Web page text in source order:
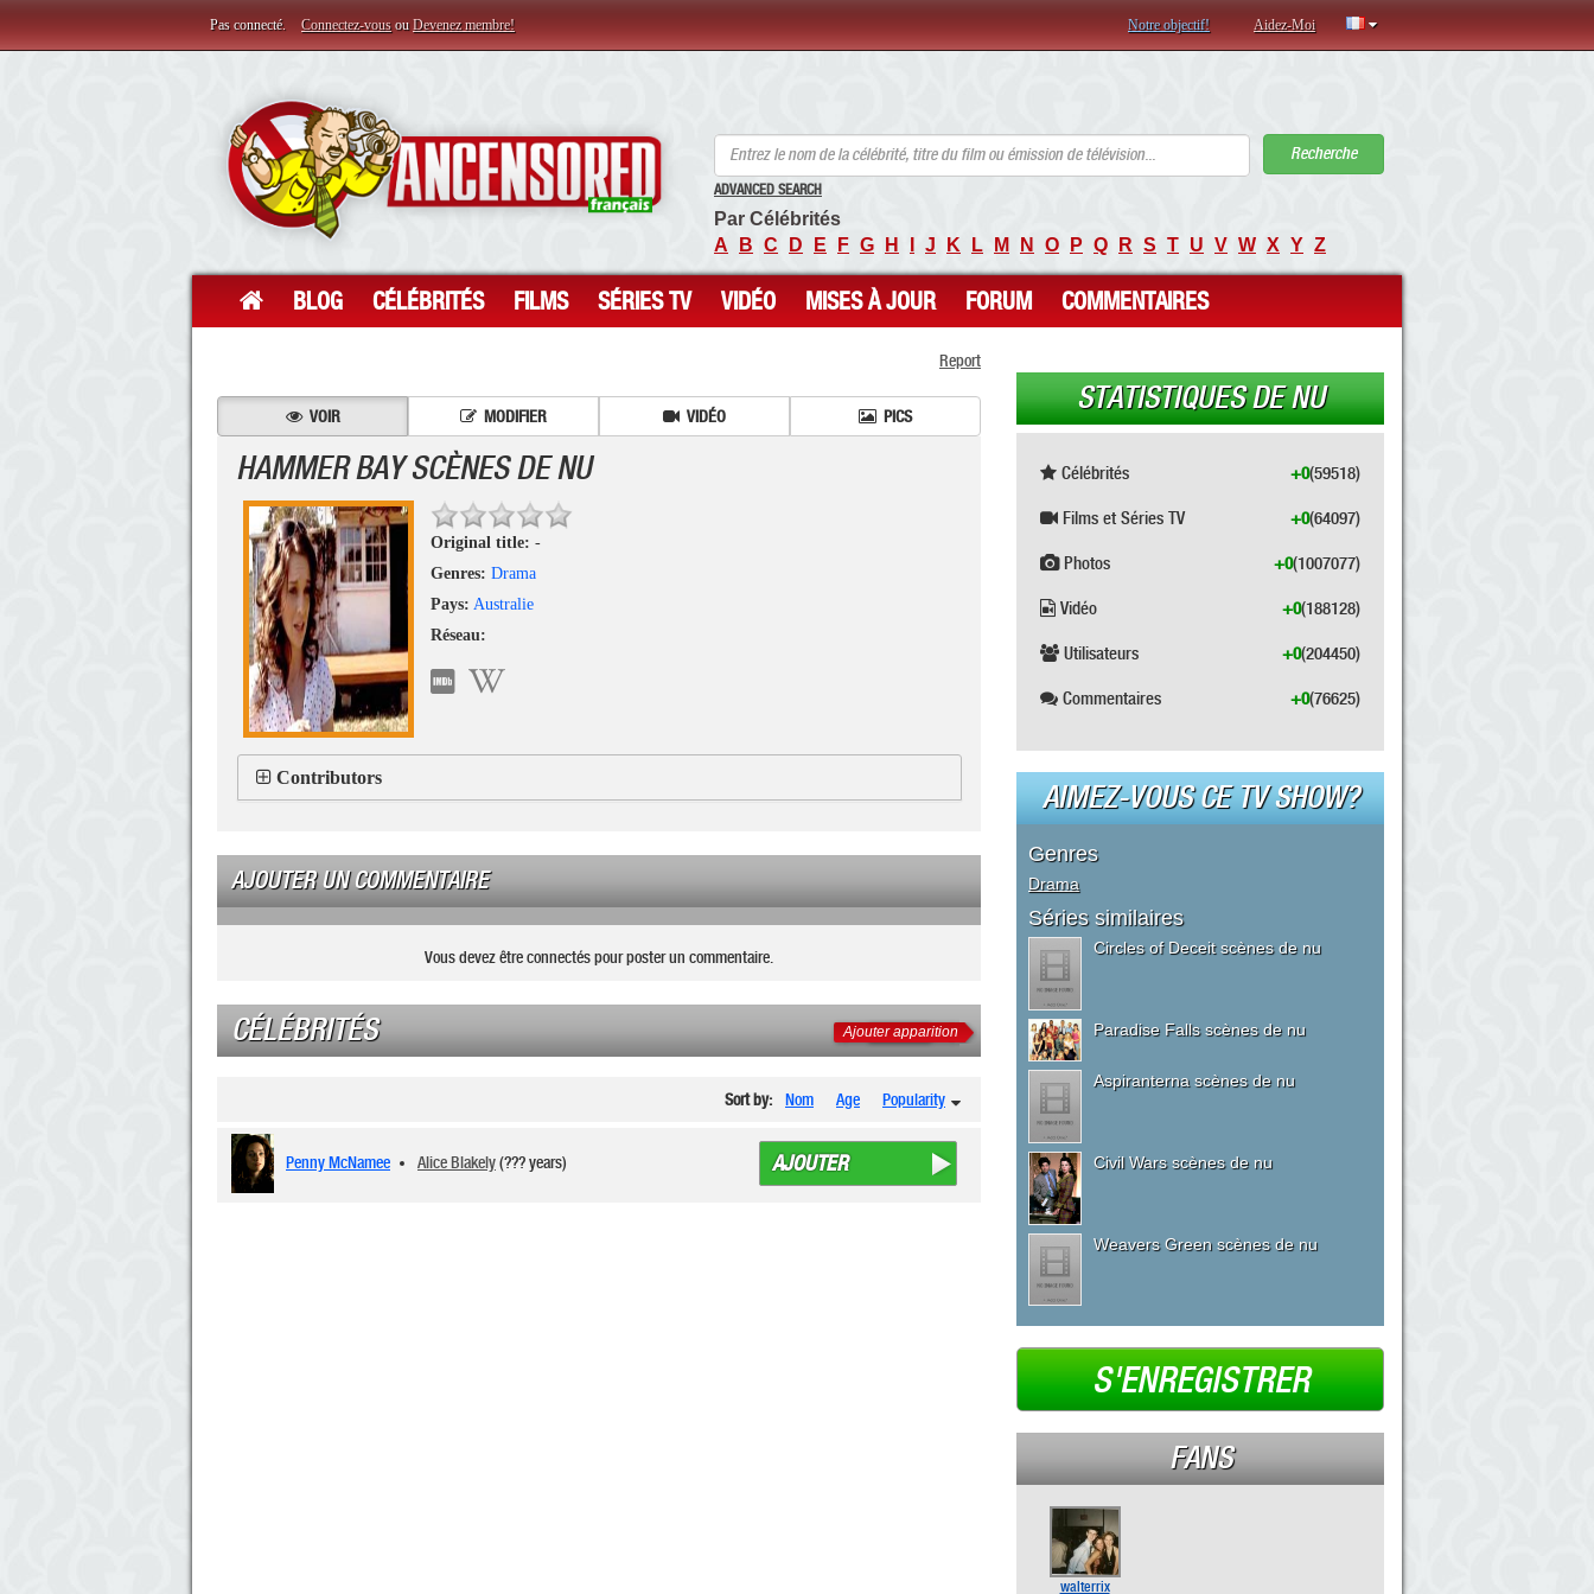
Pas connecté. Connectez-vous ou Devenez membre! Notre objectif! Aidez-Moi
Recherche
ADVANCED SEARCH
Par Célébrités
A
B C D E F G H J K L M N O P Q R S T U V W X Y Z
BLOG CÉLÉBRITÉS FILMS SÉRIES TV VIDÉO MISES À JOUR FORUM COMMENTAIRES
Report
VOIR MODIFIER VIDÉO PICS
HAMMER BAY SCÈNES DE NU
Original title: -
Genres: Drama
Pays: Australie
Réseau:
Contributors
AJOUTER UN COMMENTAIRE
Vous devez être connectés pour poster un commentaire.
CÉLÉBRITÉS Ajouter apparition
Sort by: Nom Age Popularity
Penny McNamee Alice Blakely(??? years) AJOUTER
STATISTIQUES DE NU
Célébrités (59518)
+0
Films et Séries TV (64097)
+0
Photos (1007077)
+0
Vidéo (188128)
+0
Utilisateurs (204450)
+0
Commentaires (76625)
+0
AIMEZ-VOUS CE TV SHOW?
Genres
Drama
Séries similaires
Circles of Deceit scènes de nu
Paradise Falls scènes de nu
Aspiranterna scènes de nu
Civil Wars scènes de nu
Weavers Green scènes de nu
S'ENREGISTRER
FANS
walterrix